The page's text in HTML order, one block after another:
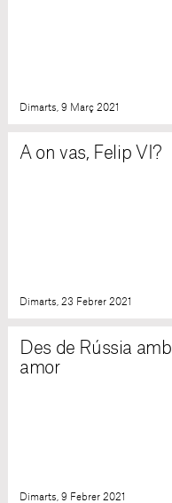
Dimarts, 9 Març 2021
A on vas, Felip VI?
Dimarts, 23 Febrer 2021
Des de Rússia amb
amor
Dimarts, 9 Febrer 2021